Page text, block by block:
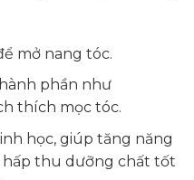
mở nang tóc.
phần như
thích mọc tóc.
học, giúp tăng năng
hấp thu dưỡng chất tốt